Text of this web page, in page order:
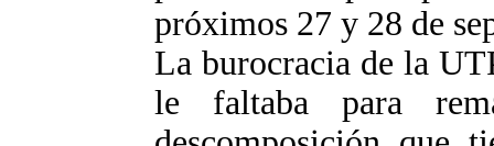
próximos 27 y 28 de
La burocracia de la
le faltaba para